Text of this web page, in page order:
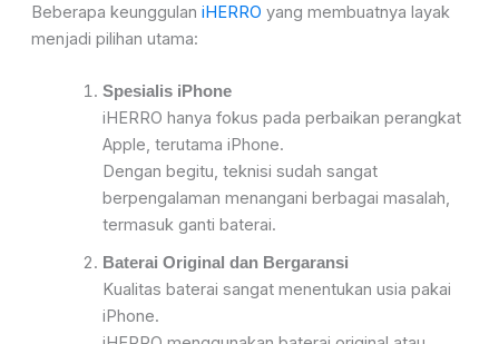
Beberapa keunggulan iHERRO yang membuatnya layak
menjadi pilihan utama:
Spesialis iPhone
iHERRO hanya fokus pada perbaikan perangkat
Apple, terutama iPhone.
Dengan begitu, teknisi sudah sangat
berpengalaman menangani berbagai masalah,
termasuk ganti baterai.
Baterai Original dan Bergaransi
Kualitas baterai sangat menentukan usia pakai
iPhone.